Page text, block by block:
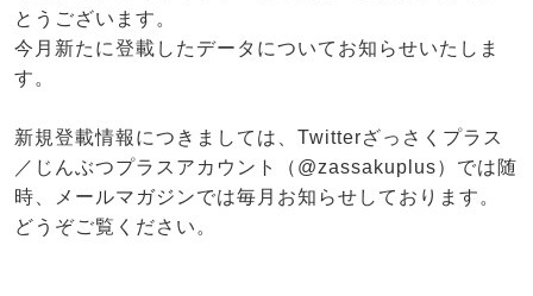
とうございます。
今月新たに登載したデータについてお知らせいたしま
す。
新規登載情報につきましては、Twitterざっさくプラス
／じんぶつプラスアカウント（@zassakuplus）では随
時、メールマガジンでは毎月お知らせしております。
どうぞご覧ください。